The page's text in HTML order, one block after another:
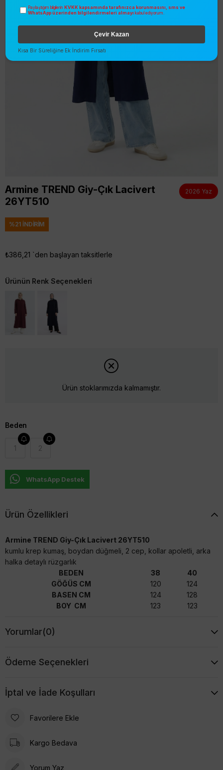
Armine TREND Giy-Çık Lacivert
26YT510
2026 Yaz
%21 İNDIRIM
₺386,21 `den başlayan taksitlerle
Ürünün Renk Seçenekleri
Ürün stoklarımızda kalmamıştır.
Beden
1 2
WhatsApp Destek
Ürün Özellikleri
Armine TREND Giy-Çık Lacivert 26YT510
kumlu krep kumaş, boydan düğmeli, 2 cep, kollar apoletli, arka
halka detaylı rüzgarlık
BEDEN
38
40
GÖĞÜS CM
120
124
BASEN CM
124
128
BOY CM
123 123
Yorumlar(0)
Ödeme Seçenekleri
İptal ve İade Koşulları
Favorilere Ekle
Kargo Bedava
Yorum Yaz
Paylaştığım bilgilerin KVKK kapsamında tarafınızca korunmasını, sms ve
WhatsApp üzerinden bilgilendirmeleri almayı kabul ediyorum.
Çevir Kazan
Kısa Bir Süreliğine Ek İndirim Fırsatı